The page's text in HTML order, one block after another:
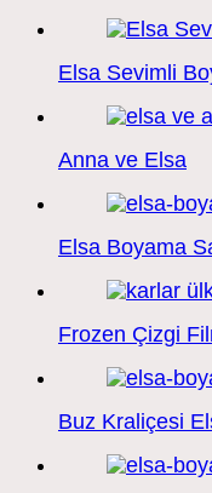
Elsa Sevimli
Anna ve Elsa
Elsa Boyama
Frozen Çizgi
Buz Kraliçesi